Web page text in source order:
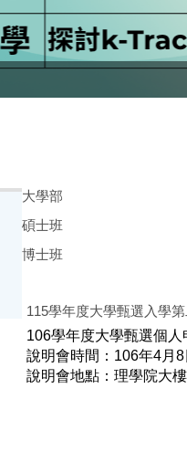
大學部
碩士班
博士班
115學年度大學甄選入學
106學年度大學甄選個
說明會時間：106年4月
說明會地點：理學院大